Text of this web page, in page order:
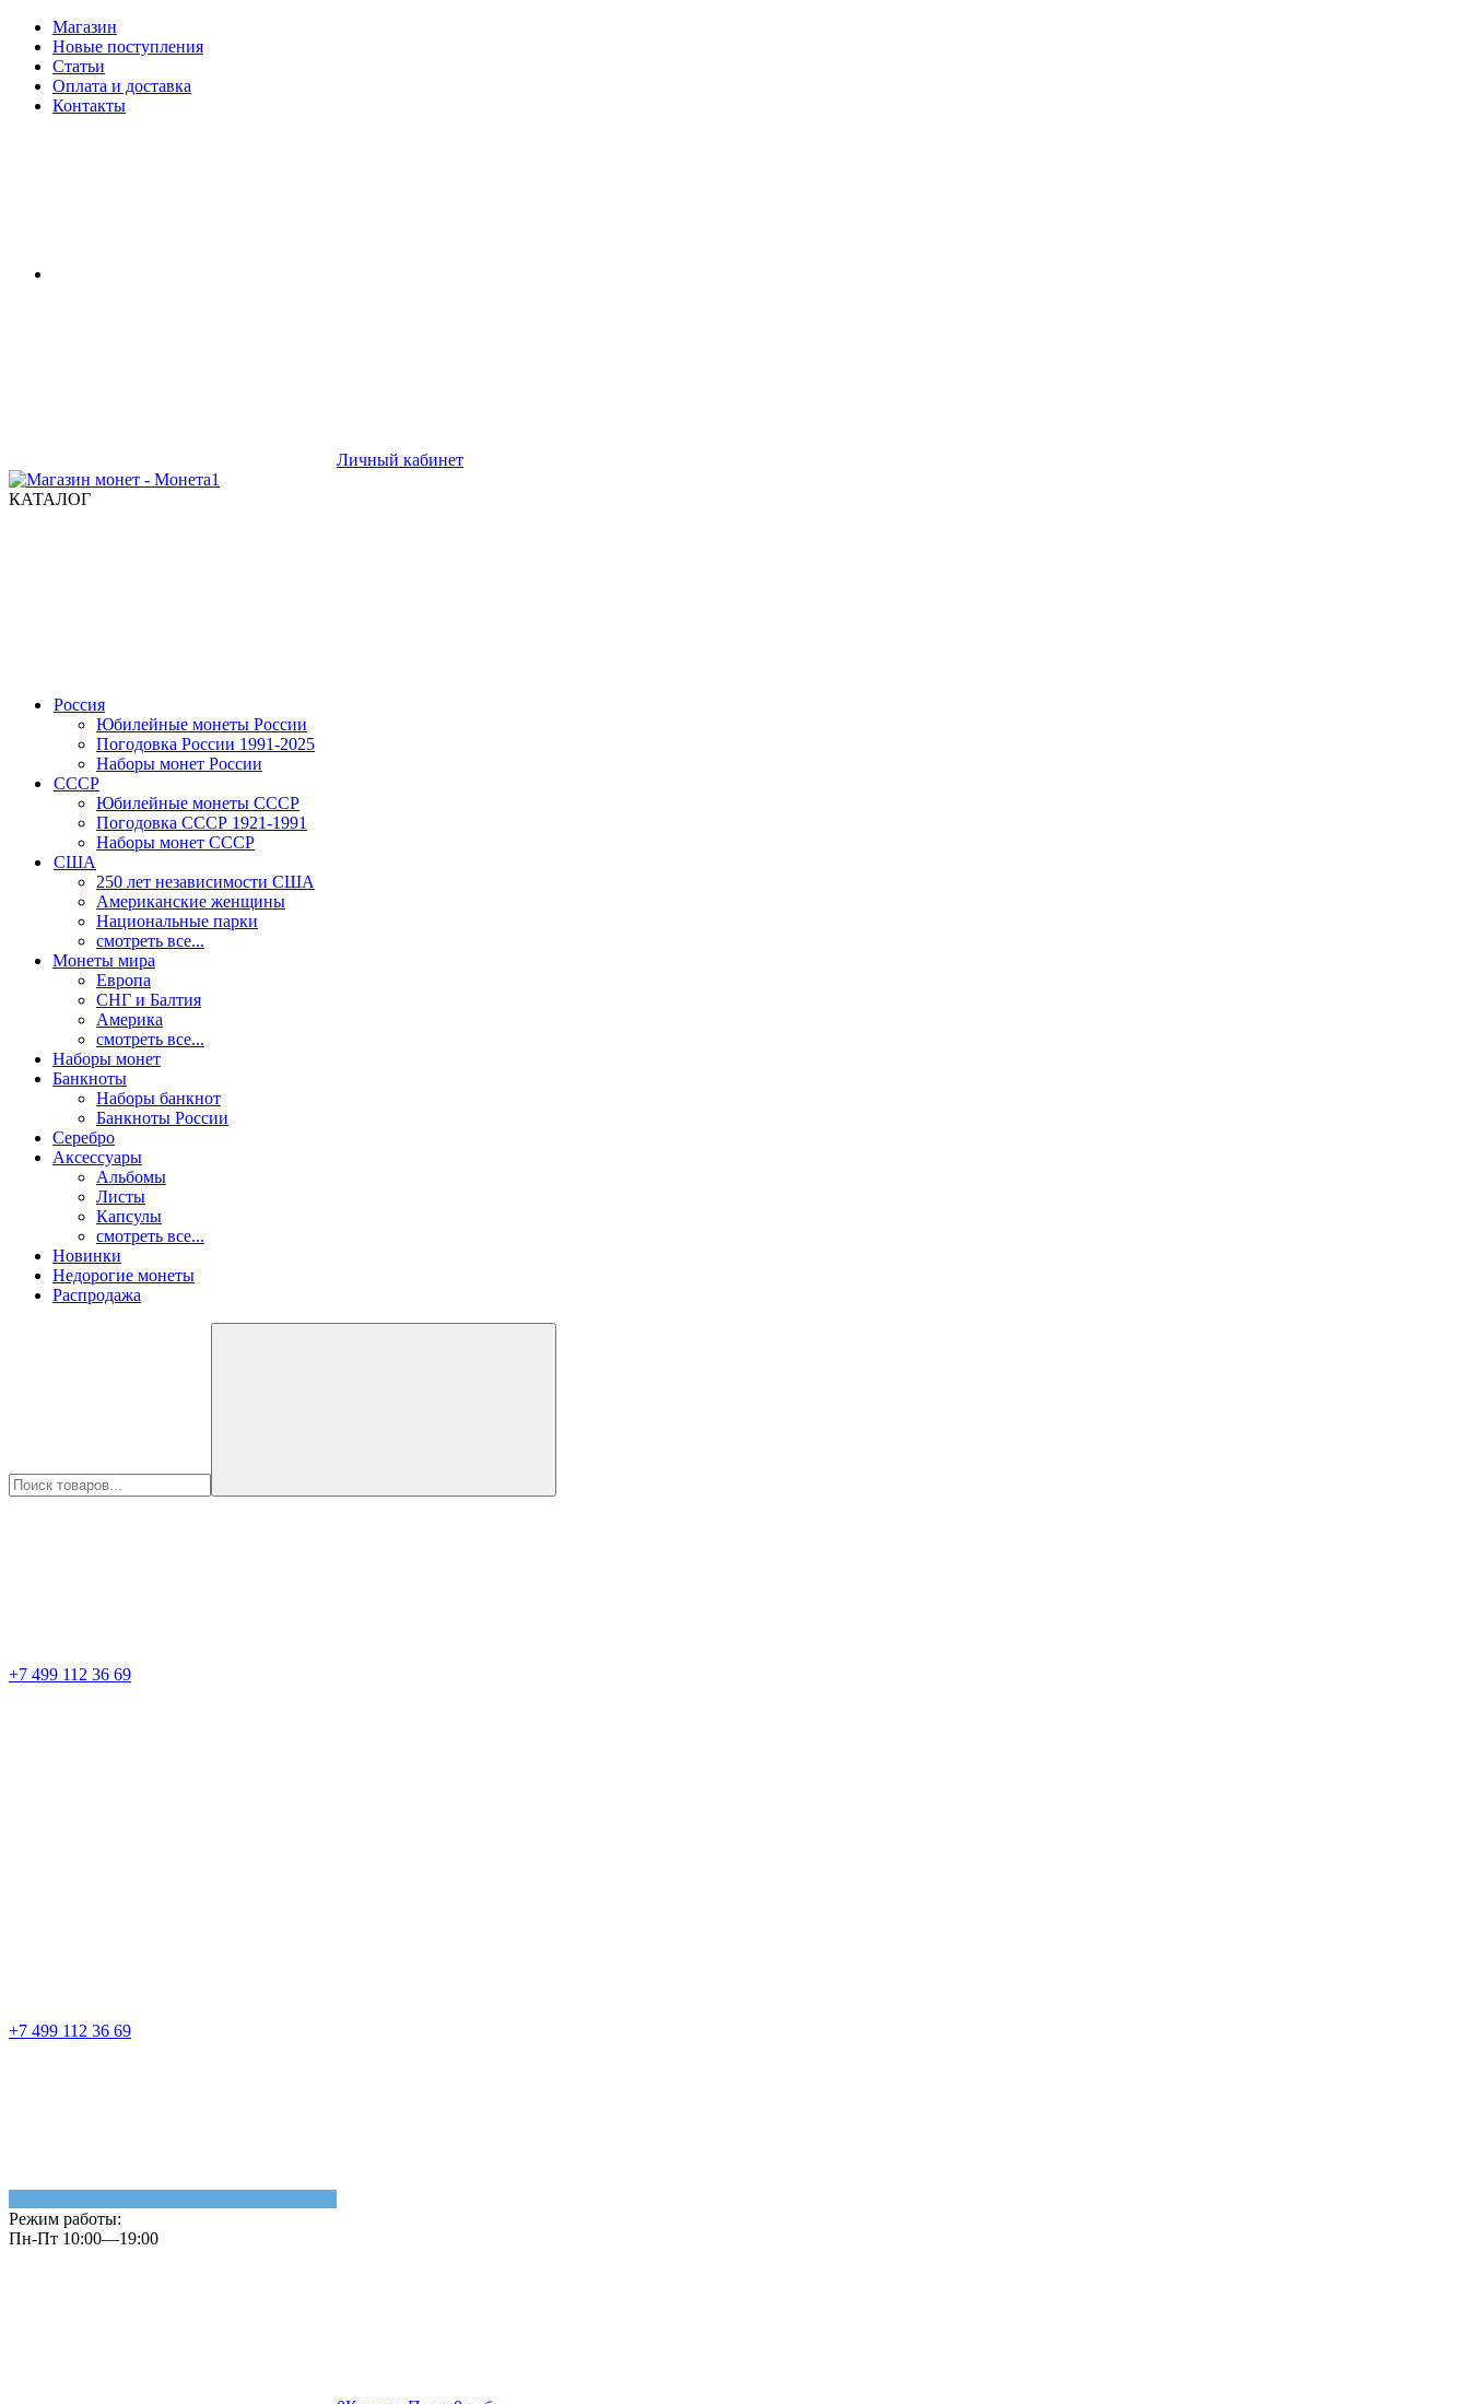
Магазин
Новые поступления
Статьи
Оплата и доставка
Контакты
Личный кабинет
КАТАЛОГ
Россия
Юбилейные монеты России
Погодовка России 1991-2025
Наборы монет России
СССР
Юбилейные монеты СССР
Погодовка СССР 1921-1991
Наборы монет СССР
США
250 лет независимости США
Американские женщины
Национальные парки
смотреть все...
Монеты мира
Европа
СНГ и Балтия
Америка
смотреть все...
Наборы монет
Банкноты
Наборы банкнот
Банкноты России
Серебро
Аксессуары
Альбомы
Листы
Капсулы
смотреть все...
Новинки
Недорогие монеты
Распродажа
+7 499 112 36 69
+7 499 112 36 69
Режим работы:
Пн-Пт 10:00—19:00